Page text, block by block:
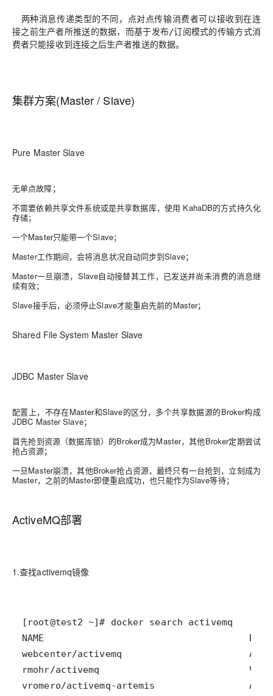
两种消息传递类型的不同，点对点传输消费者可以接收到在连
接之前生产者所推送的数据，而基于发布/订阅模式的传输方式消
费者只能接收到连接之后生产者推送的数据。
集群方案(Master / Slave)
Pure Master Slave
无单点故障；
不需要依赖共享文件系统或是共享数据库，使用 KahaDB的方式持久化
存储；
一个Master只能带一个Slave；
Master工作期间，会将消息状况自动同步到Slave；
Master一旦崩溃，Slave自动接替其工作，已发送并尚未消费的消息继
续有效；
Slave接手后，必须停止Slave才能重启先前的Master；
Shared File System Master Slave
JDBC Master Slave
配置上，不存在Master和Slave的区分，多个共享数据源的Broker构成
JDBC Master Slave；
首先抢到资源（数据库锁）的Broker成为Master，其他Broker定期尝试
抢占资源；
一旦Master崩溃，其他Broker抢占资源，最终只有一台抢到，立刻成为
Master，之前的Master即便重启成功，也只能作为Slave等待；
ActiveMQ部署
1.查找activemq镜像
vromero/activemq-artemis